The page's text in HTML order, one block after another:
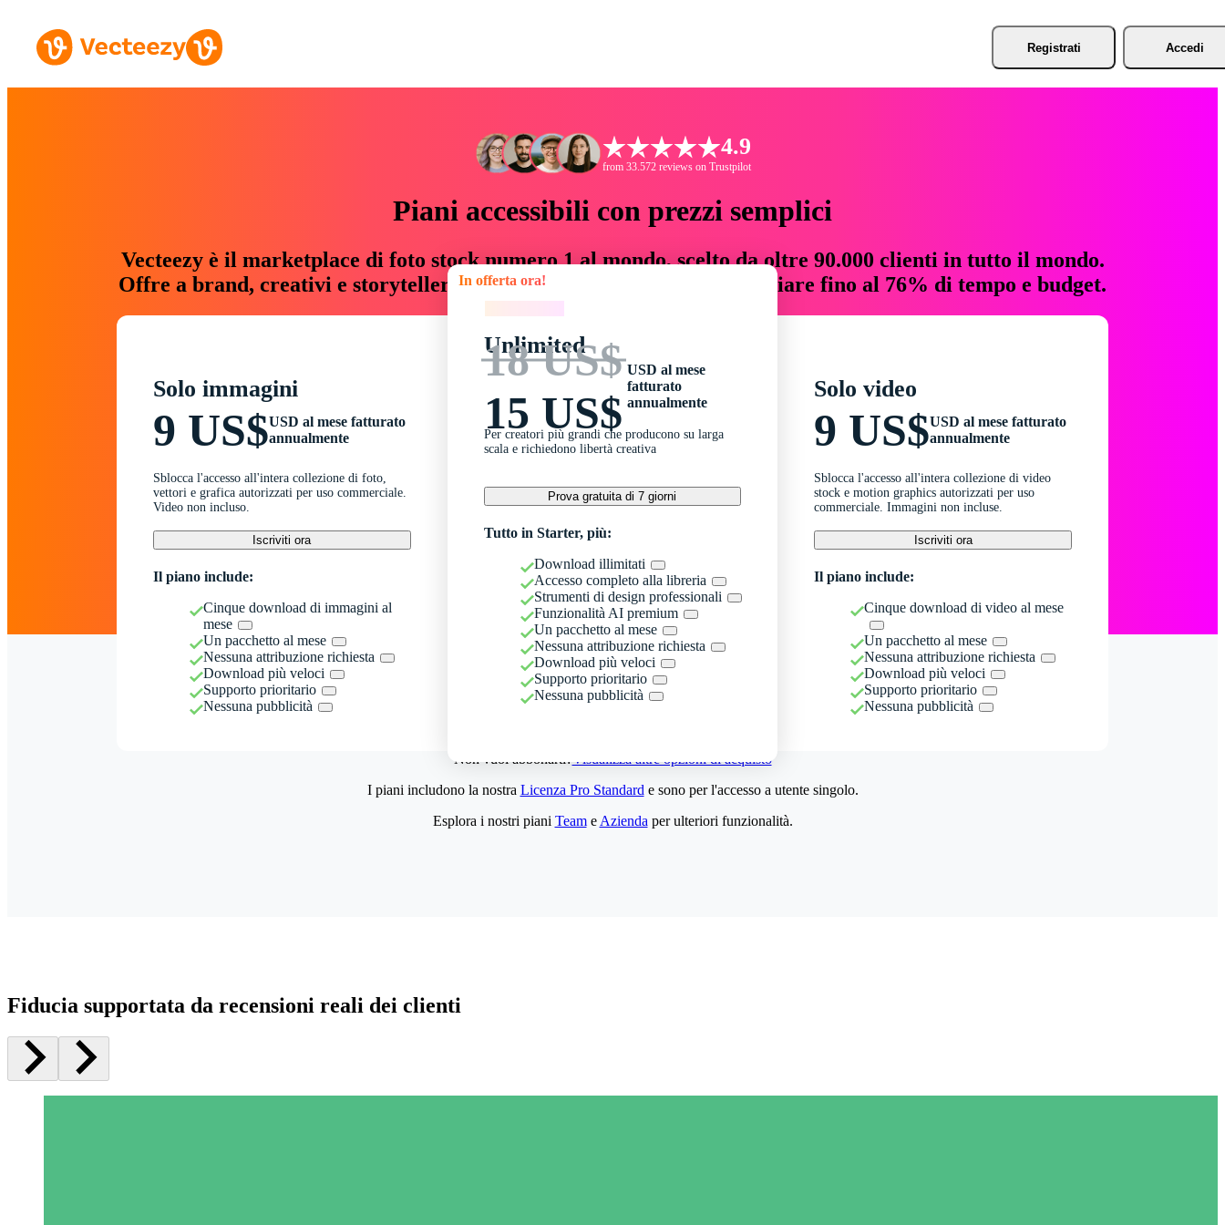
Registrati Accedi
4.9
from 33.572 reviews on Trustpilot
Piani accessibili con prezzi semplici
Vecteezy è il marketplace di foto stock numero 1 al mondo, scelto da oltre 90.000 clienti in tutto il mondo.
Offre a brand, creativi e storyteller risorse creative che fanno risparmiare fino al 76% di tempo e budget.
Solo immagini
9 US$USD al mese fatturato
annualmente
Sblocca l'accesso all'intera collezione di foto,
vettori e grafica autorizzati per uso commerciale.
Video non incluso.
Iscriviti ora
Il piano include:
Cinque download di immagini al
mese
Un pacchetto al mese
Nessuna attribuzione richiesta
Download più veloci
Supporto prioritario
Nessuna pubblicità
In offerta ora!
Unlimited
18 US$
15 US$
USD al mese
fatturato
annualmente
Per creatori più grandi che producono su larga
scala e richiedono libertà creativa
Prova gratuita di 7 giorni
Tutto in Starter, più:
Download illimitati
Accesso completo alla libreria
Strumenti di design professionali
Funzionalità AI premium
Un pacchetto al mese
Nessuna attribuzione richiesta
Download più veloci
Supporto prioritario
Nessuna pubblicità
Solo video
9 US$USD al mese fatturato
annualmente
Sblocca l'accesso all'intera collezione di video
stock e motion graphics autorizzati per uso
commerciale. Immagini non incluse.
Iscriviti ora
Il piano include:
Cinque download di video al mese
Un pacchetto al mese
Nessuna attribuzione richiesta
Download più veloci
Supporto prioritario
Nessuna pubblicità
Non vuoi abbonarti?Visualizza altre opzioni di acquisto
I piani includono la nostra Licenza Pro Standard e sono per l'accesso a utente singolo.
Esplora i nostri piani Teame Azienda per ulteriori funzionalità.
Fiducia supportata da recensioni reali dei clienti